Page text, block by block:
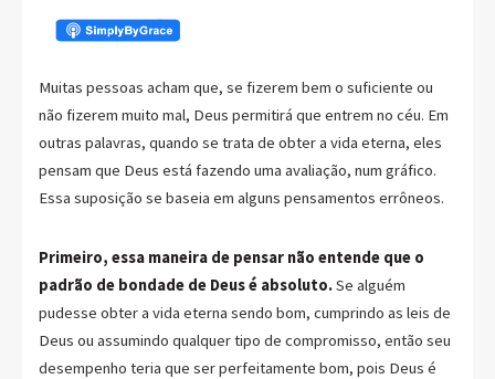
Muitas pessoas acham que, se fizerem bem o suficiente ou
não fizerem muito mal, Deus permitirá que entrem no céu. Em
outras palavras, quando se trata de obter a vida eterna, eles
pensam que Deus está fazendo uma avaliação, num gráfico.
Essa suposição se baseia em alguns pensamentos errôneos.
Primeiro, essa maneira de pensar não entende que o
padrão de bondade de Deus é absoluto.Se alguém
pudesse obter a vida eterna sendo bom, cumprindo as leis de
Deus ou assumindo qualquer tipo de compromisso, então seu
desempenho teria que ser perfeitamente bom, pois Deus é